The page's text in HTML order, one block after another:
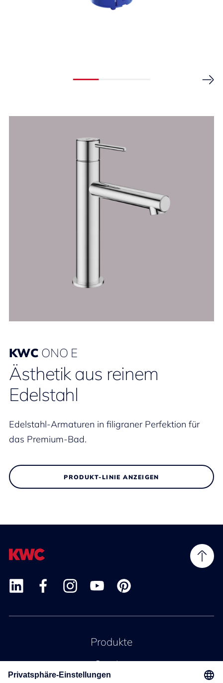
KWC ONO E
Ästhetik aus reinem
Edelstahl
Edelstahl-Armaturen in filigraner Perfektion für
das Premium-Bad.
PRODUKT-LINIE ANZEIGEN
Produkte
Service